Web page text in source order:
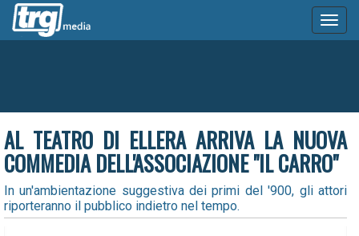
AL TEATRO DI ELLERA ARRIVA LA NUOVA
COMMEDIA DELL'ASSOCIAZIONE "IL CARRO"
In un'ambientazione suggestiva dei primi del '900, gli attori
riporteranno il pubblico indietro nel tempo.